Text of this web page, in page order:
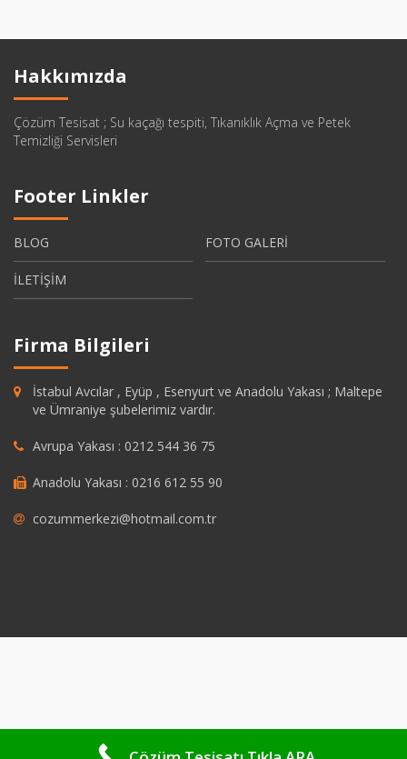
Hakkımızda
Çözüm Tesisat ; Su kaçağı tespiti, Tıkanıklık Açma ve Petek
Temizliği Servisleri
Footer Linkler
BLOG FOTO GALERİ
İLETİŞİM
Firma Bilgileri
İstabul Avcılar , Eyüp , Esenyurt ve Anadolu Yakası ; Maltepe
ve Ümraniye şubelerimiz vardır.
Avrupa Yakası : 0212 544 36 75
Anadolu Yakası : 0216 612 55 90
cozummerkezi@hotmail.com.tr